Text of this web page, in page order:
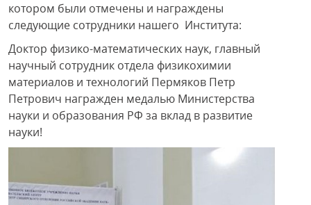
котором были отмечены и награждены
следующие сотрудники нашего Института:
Доктор физико-математических наук, главный
научный сотрудник отдела физикохимии
материалов и технологий Пермяков Петр
Петрович награжден медалью Министерства
науки и образования РФ за вклад в развитие
науки!